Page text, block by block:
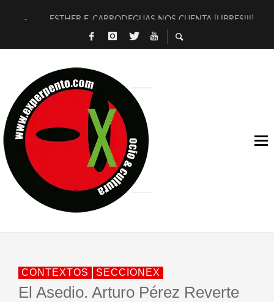
ESTHER F. CARRODEGUAS NOS CUENTA [LIBRES!!!]
[TERRA DE GUAPES] DE SANDRA MONFORT
TIMBRE 4, LA ESCUELA DEL DIRECTOR TEATRAL CLAUDIO
30 AÑOS (NO ES NADA) DE LA KATARSIS DEL TOMATAZO
MILITARES JUDÍAS EN #EXVITA
D’BALDOMEROS REINVENTAN [BITÁCORA 3.0] EN EXVITA
MARSHALL FLASH PRESENTA EN EXVITA [RELATIVA
JOFRE BARDAGÍ EN EXVITA INTERPRETANDO A SERRAT
CONTEXTOS SECCIONEX
El Asedio. Arturo Pérez Reverte